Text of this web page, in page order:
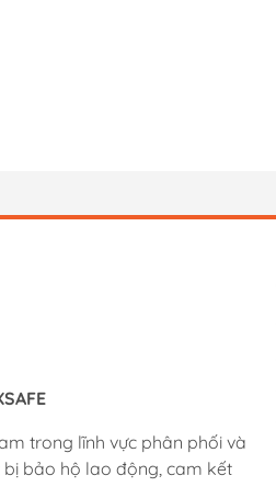
trong lĩnh vực phân phối và
bảo hộ lao động, cam kết